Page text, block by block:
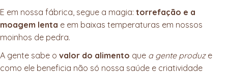
E em nossa fábrica, segue a magia: torrefação e a
moagem lenta e em baixas temperaturas em nossos
moinhos de pedra.
A gente sabe o valor do alimento que a gente produze
como ele beneficia não só nossa saúde e criatividade